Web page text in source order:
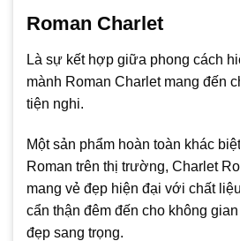
Roman Charlet
Là sự kết hợp giữa phong cách
mành Roman Charlet mang đến
tiện nghi.
Một sản phẩm hoàn toàn khác
Roman trên thị trường, Charlet
mang vẻ đẹp hiện đại với chất
cẩn thận đêm đến cho không
đẹp sang trọng.